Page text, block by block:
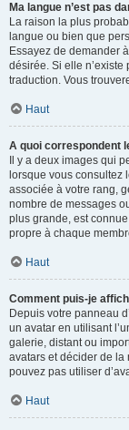
Ma langue n’est pas
La raison la plus
langue ou bien que
Essayez de demander
désirée. Si elle n’existe
traduction. Vous
Haut
A quoi correspondent
Il y a deux images qui
lorsque vous consultez
associée à votre rang,
nombre de messages
plus grande, est
propre à chaque
Haut
Comment puis-je
Depuis votre panneau
un avatar en utilisant
galerie, distant ou
avatars et décider de la
pouvez pas utiliser
Haut